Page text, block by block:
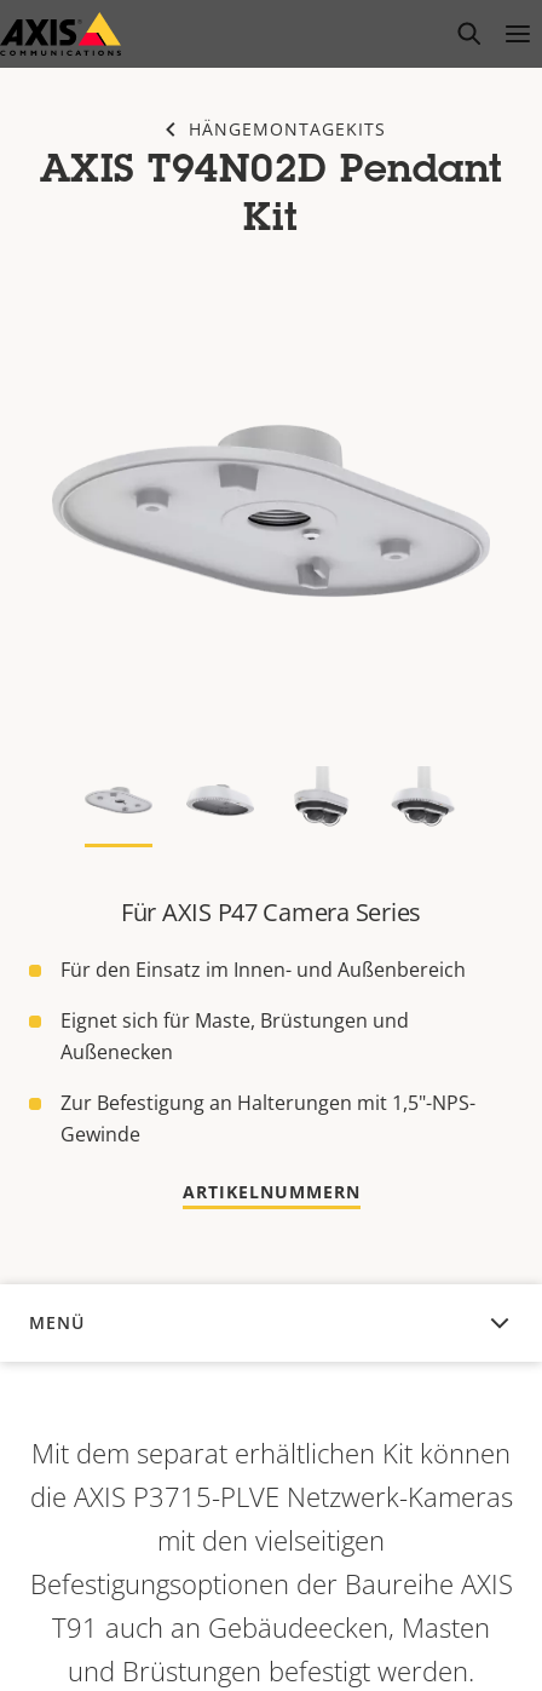
Zum
Hauptinhalt
open
HÄNGEMONTAGEKITS
AXIS T94N02D Pendant
Kit
Für AXIS P47 Camera Series
Für den Einsatz im Innen- und Außenbereich
Eignet sich für Maste, Brüstungen und
Außenecken
Zur Befestigung an Halterungen mit 1,5"-NPS-
Gewinde
ARTIKELNUMMERN
MENÜ
ÜBERSICHT
Mit dem separat erhältlichen Kit können
die AXIS P3715-PLVE Netzwerk-Kameras
mit den vielseitigen
Befestigungsoptionen der Baureihe AXIS
T91 auch an Gebäudeecken, Masten
und Brüstungen befestigt werden.